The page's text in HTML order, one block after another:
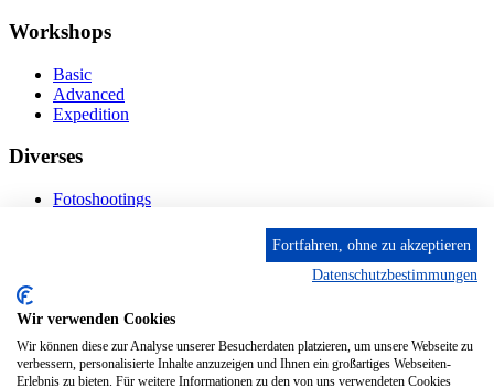
Workshops
Basic
Advanced
Expedition
Diverses
Fotoshootings
Kontakt
Fröhnstr. 4-8, 66954 Pirmasens
Diese E-Mail-Adresse ist vor Spambots geschützt! Zur
Anzeige muss JavaScript eingeschaltet sein.
Mobil: + 49 (0) 176/84 62 18 86
Fortfahren, ohne zu akzeptieren
Datenschutzbestimmungen
Wir verwenden Cookies
Wir können diese zur Analyse unserer Besucherdaten platzieren, um unsere Webseite zu
verbessern, personalisierte Inhalte anzuzeigen und Ihnen ein großartiges Webseiten-
Erlebnis zu bieten. Für weitere Informationen zu den von uns verwendeten Cookies